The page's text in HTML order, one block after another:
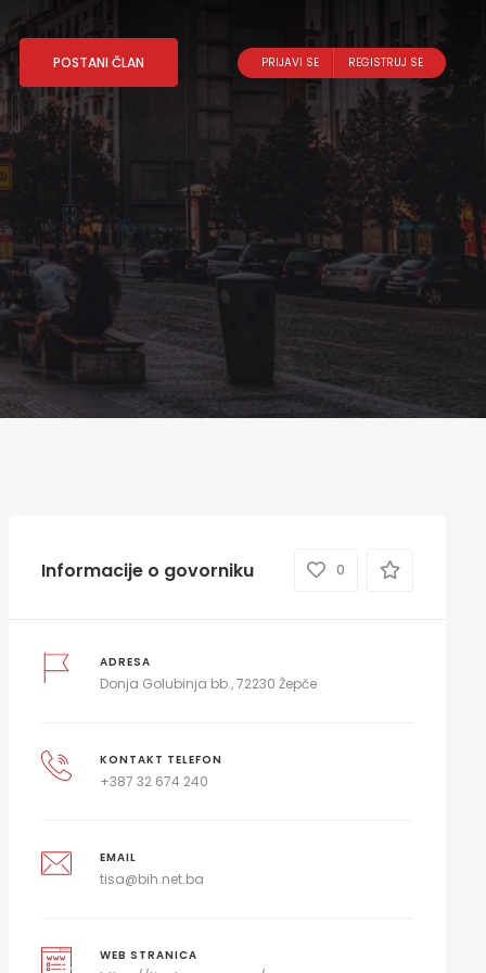
POSTANI ČLAN PRIJAVI SE REGISTRUJ SE
Informacije o govorniku 0
ADRESA
Donja Golubinja bb., 72230 Žepče
KONTAKT TELEFON
+387 32 674 240
EMAIL
tisa@bih.net.ba
WEB STRANICA